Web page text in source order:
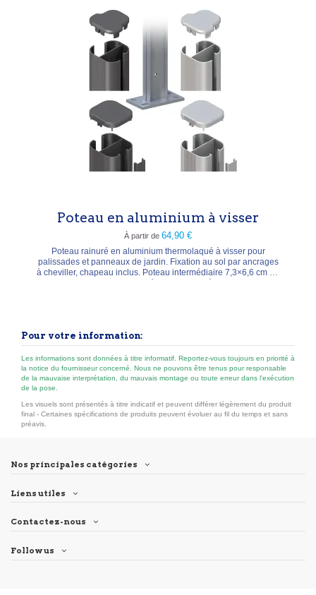
Poteau en aluminium à visser
À partir de 64,90 €
Poteau rainuré en aluminium thermolaqué à visser pour
palissades et panneaux de jardin. Fixation au sol par ancrages
à cheviller, chapeau inclus. Poteau intermédiaire 7,3×6,6 cm ou
Pour votre information:
Les informations sont données à titre informatif. Reportez-vous toujours en priorité à
la notice du fournisseur concerné. Nous ne pouvons être tenus pour responsable
de la mauvaise interprétation, du mauvais montage ou toute erreur dans l’exécution
de la pose.
Les visuels sont présentés à titre indicatif et peuvent différer légèrement du produit
final - Certaines spécifications de produits peuvent évoluer au fil du temps et sans
préavis.
Nos principales catégories
Liens utiles
Contactez-nous
Follow us